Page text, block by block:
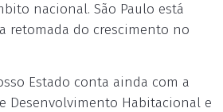
nacional. São Paulo está
retomada do crescimento no
Estado conta ainda com a
Desenvolvimento Habitacional e